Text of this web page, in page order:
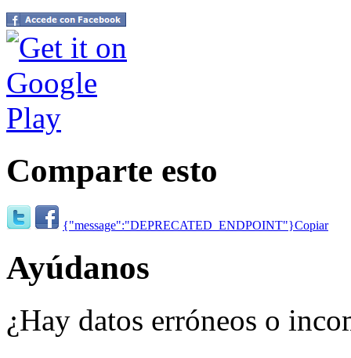
Comparte esto
{"message":"DEPRECATED_ENDPOINT"}Copiar
Ayúdanos
¿Hay datos erróneos o